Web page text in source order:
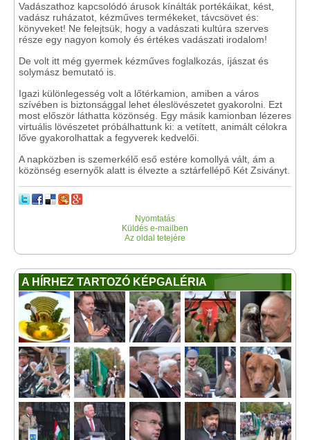
Vadászathoz kapcsolódó árusok kínálták portékáikat, kést,
vadász ruházatot, kézműves termékeket, távcsövet és:
könyveket! Ne felejtsük, hogy a vadászati kultúra szerves
része egy nagyon komoly és értékes vadászati irodalom!
De volt itt még gyermek kézműves foglalkozás, íjászat és
solymász bemutató is.
Igazi különlegesség volt a lőtérkamion, amiben a város
szívében is biztonsággal lehet éleslövészetet gyakorolni. Ezt
most először láthatta közönség. Egy másik kamionban lézeres
virtuális lövészetet próbálhattunk ki: a vetített, animált célokra
lőve gyakorolhattak a fegyverek kedvelői.
A napközben is szemerkélő eső estére komollyá vált, ám a
közönség esernyők alatt is élvezte a sztárfellépő Két Zsiványt.
Nyomtatás
Küldés e-mailben
Az oldal tetejére
A HÍRHEZ TARTOZÓ KÉPGALÉRIA